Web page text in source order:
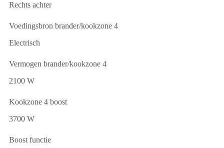
Rechts achter
Voedingsbron brander/kookzone 4
Electrisch
Vermogen brander/kookzone 4
2100 W
Kookzone 4 boost
3700 W
Boost functie